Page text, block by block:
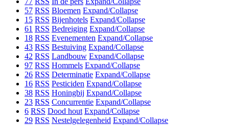
57 RSS Bloemen Expand/Collapse
15 RSS Bijenhotels Expand/Collapse
61 RSS Bedreiging Expand/Collapse
18 RSS Evenementen Expand/Collapse
43 RSS Bestuiving Expand/Collapse
42 RSS Landbouw Expand/Collapse
97 RSS Hommels Expand/Collapse
26 RSS Determinatie Expand/Collapse
16 RSS Pesticiden Expand/Collapse
38 RSS Honingbij Expand/Collapse
23 RSS Concurrentie Expand/Collapse
6 RSS Dood hout Expand/Collapse
29 RSS Nestelgelegenheid Expand/Collapse